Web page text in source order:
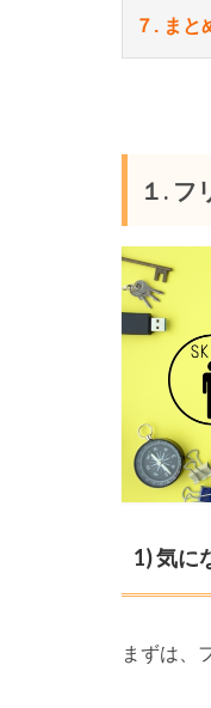
７. まと
１. フ
1) 気に
まずは、